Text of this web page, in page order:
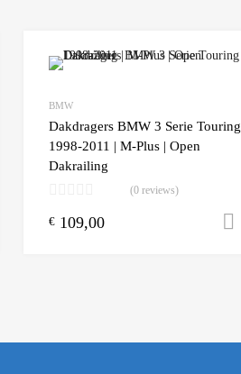
Add to Wishlist
Toevoegen aan winkelwagen
BMW
Dakdragers BMW 3 Serie Touring
1998-2011 | M-Plus | Open
Dakrailing
(0 reviews)
€ 109,00